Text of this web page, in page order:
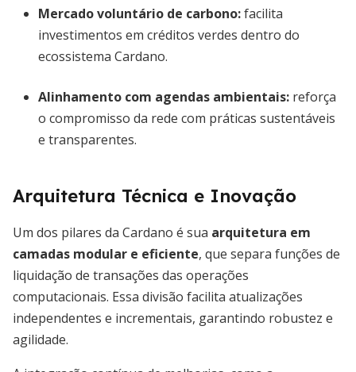
Mercado voluntário de carbono:facilita
investimentos em créditos verdes dentro do
ecossistema Cardano.
Alinhamento com agendas ambientais: reforça
o compromisso da rede com práticas sustentáveis
e transparentes.
Arquitetura Técnica e Inovação
Um dos pilares da Cardano é sua arquitetura em
camadas modular e eficiente, que separa funções de
liquidação de transações das operações
computacionais. Essa divisão facilita atualizações
independentes e incrementais, garantindo robustez e
agilidade.